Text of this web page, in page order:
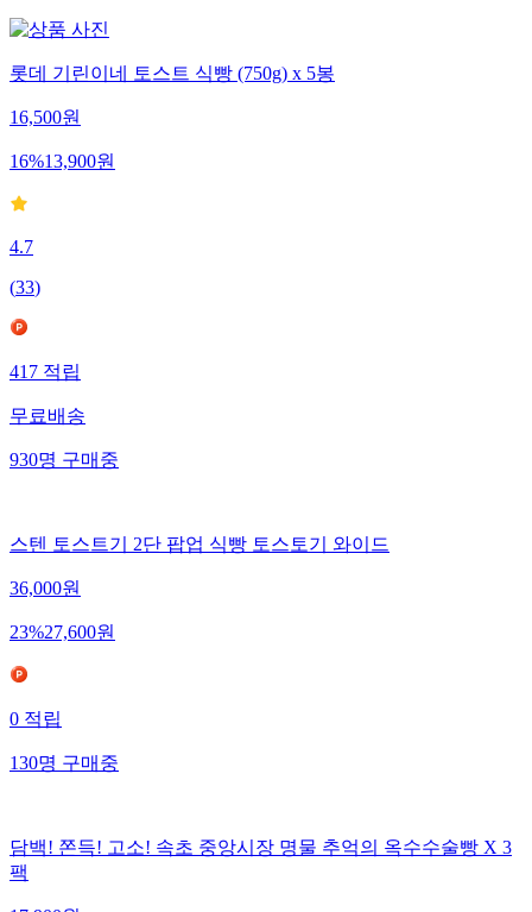
롯데 기린이네 토스트 식빵 (750g) x 5봉
16,500원
16%13,900원
4.7
(33)
417적립
무료배송
930명구매중
스텐 토스트기 2단 팝업 식빵 토스토기 와이드
36,000원
23%27,600원
0적립
130명구매중
담백! 쫀득! 고소! 속초 중앙시장 명물 추억의 옥수수술빵 X 3
팩